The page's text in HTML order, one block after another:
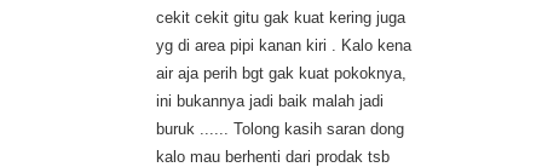
cekit cekit gitu gak kuat kering juga
yg di area pipi kanan kiri . Kalo kena
air aja perih bgt gak kuat pokoknya,
ini bukannya jadi baik malah jadi
buruk ...... Tolong kasih saran dong
kalo mau berhenti dari prodak tsb